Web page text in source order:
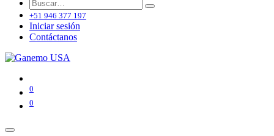
+51 946 377 197
Iniciar sesión
Contáctanos
0
0